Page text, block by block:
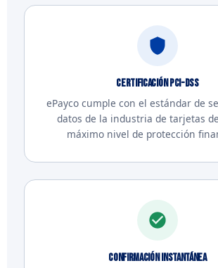
Certificación PCI-DSS
ePayco cumple con el estándar de
datos de la industria de tarjetas
máximo nivel de protección
Confirmación instantánea